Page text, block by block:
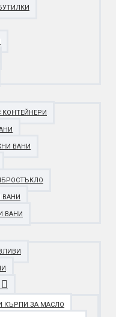
КОНТЕЙНЕРИ
ВАНИ
ВАНИ
КЪРПИ ЗА МАСЛО